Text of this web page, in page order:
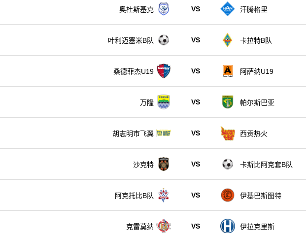
奥杜斯基克 VS 汗腾格里
叶利迈塞米B队 VS 卡拉特B队
桑德菲杰U19 VS 阿萨纳U19
万隆 VS 帕尔斯巴亚
胡志明市飞翼 VS 西贡热火
沙克特 VS 卡斯比阿克套B队
阿克托比B队 VS 伊基巴斯图特
克雷莫纳 VS 伊拉克里斯